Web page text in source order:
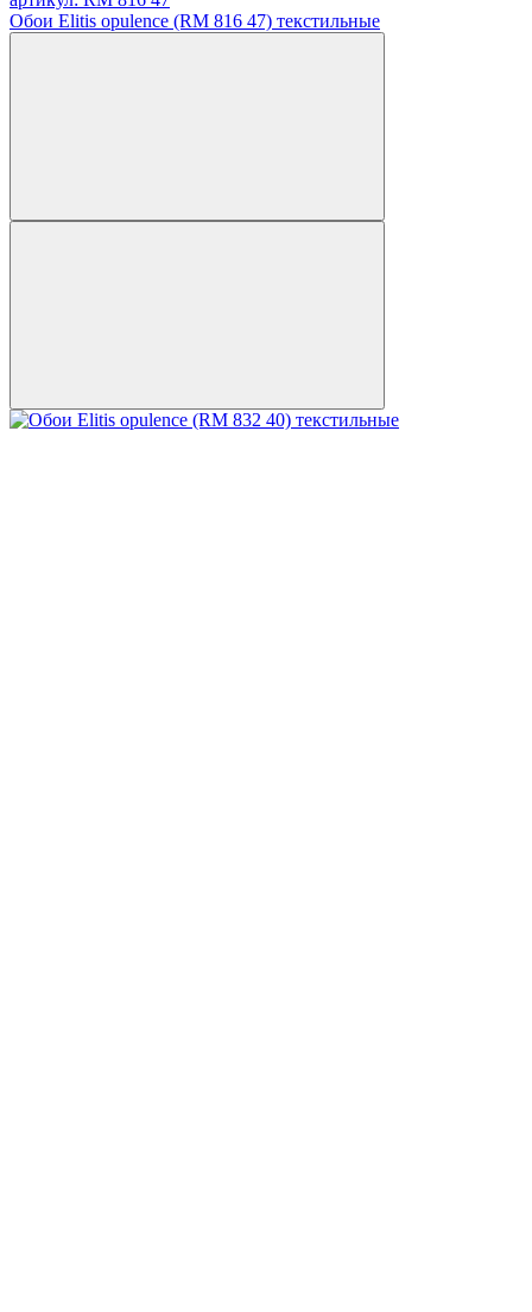
Обои Elitis opulence (RM 816 47) текстильные